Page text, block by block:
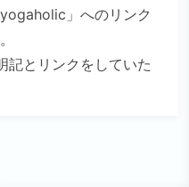
」へのリンク
記とリンクをしていた